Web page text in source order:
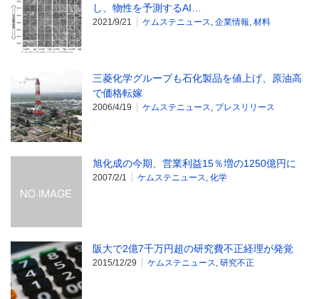
し、物性を予測するAI…
2021/9/21 ケムステニュース, 企業情報, 材料
三菱化学グループも石化製品を値上げ、原油高
で価格転嫁
2006/4/19 ケムステニュース, プレスリリース
旭化成の今期、営業利益15％増の1250億円に
2007/2/1 ケムステニュース, 化学
阪大で2億7千万円超の研究費不正経理が発覚
2015/12/29 ケムステニュース, 研究不正